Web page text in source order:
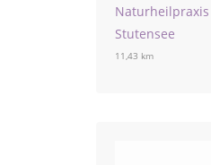
Stutensee
11,43 km